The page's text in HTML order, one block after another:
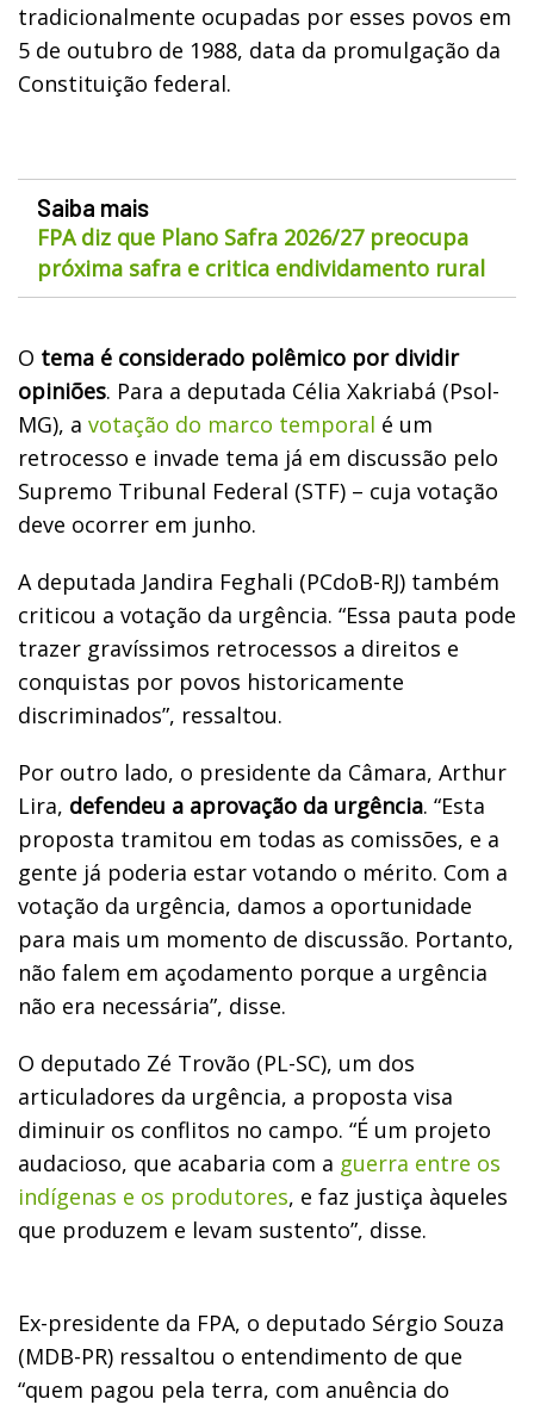
tradicionalmente ocupadas por esses povos em
5 de outubro de 1988, data da promulgação da
Constituição federal.
Saiba mais
FPA diz que Plano Safra 2026/27 preocupa
próxima safra e critica endividamento rural
O tema é considerado polêmico por dividir
opiniões. Para a deputada Célia Xakriabá (Psol-
MG), a votação do marco temporal é um
retrocesso e invade tema já em discussão pelo
Supremo Tribunal Federal (STF) – cuja votação
deve ocorrer em junho.
A deputada Jandira Feghali (PCdoB-RJ) também
criticou a votação da urgência. “Essa pauta pode
trazer gravíssimos retrocessos a direitos e
conquistas por povos historicamente
discriminados”, ressaltou.
Por outro lado, o presidente da Câmara, Arthur
Lira, defendeu a aprovação da urgência. “Esta
proposta tramitou em todas as comissões, e a
gente já poderia estar votando o mérito. Com a
votação da urgência, damos a oportunidade
para mais um momento de discussão. Portanto,
não falem em açodamento porque a urgência
não era necessária”, disse.
O deputado Zé Trovão (PL-SC), um dos
articuladores da urgência, a proposta visa
diminuir os conflitos no campo. “É um projeto
audacioso, que acabaria com a guerra entre os
indígenas e os produtores, e faz justiça àqueles
que produzem e levam sustento”, disse.
Ex-presidente da FPA, o deputado Sérgio Souza
(MDB-PR) ressaltou o entendimento de que
“quem pagou pela terra, com anuência do